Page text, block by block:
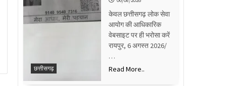
छत्तीसगढ़
केवल छत्तीसगढ़ लोक सेवा
आयोग की आधिकारिक
वेबसाइट पर ही भरोसा करें
रायपुर, 6 अगस्त 2026/
…
Read More..